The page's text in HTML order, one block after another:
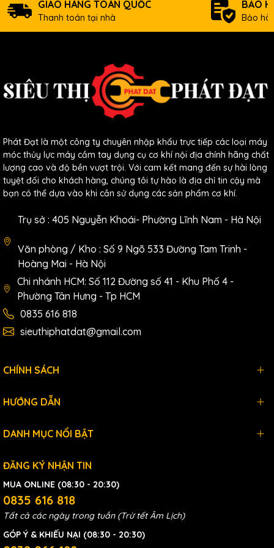
GIAO HÀNG TOÀN QUỐC
Thanh toán tại nhà
BẢO
Bảo
Phát Đạt là một công ty chuyên nhập khẩu trực tiếp các loại máy
móc thủy lực máy cầm tay dụng cụ cơ khí nội địa chính hãng chất
lượng cao và độ bền vượt trội. Với cam kết mang đến sự hài lòng
tuyệt đối cho khách hàng, chúng tôi tự hào là địa chỉ tin cậy mà
bạn có thể dựa vào khi cần sử dụng các sản phẩm cơ khí.
Trụ sở : 405 Nguyễn Khoái- Phường Lĩnh Nam - Hà Nội
Văn phòng / Kho : Số 9 Ngõ 533 Đường Tam Trinh -
Hoàng Mai - Hà Nội
Chi nhánh HCM: Số 112 Đường số 41 - Khu Phố 4 -
Phường Tân Hưng - Tp HCM
0835 616 818
sieuthiphatdat@gmail.com
CHÍNH SÁCH
HƯỚNG DẪN
DANH MỤC NỔI BẬT
ĐĂNG KÝ NHẬN TIN
MUA ONLINE (08:30 - 20:30)
0835 616 818
Tất cả các ngày trong tuần (Trừ tết Âm Lịch)
GÓP Ý & KHIẾU NẠI (08:30 - 20:30)